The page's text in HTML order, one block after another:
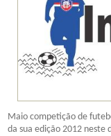
Maio competição de
da sua edição 2012 neste